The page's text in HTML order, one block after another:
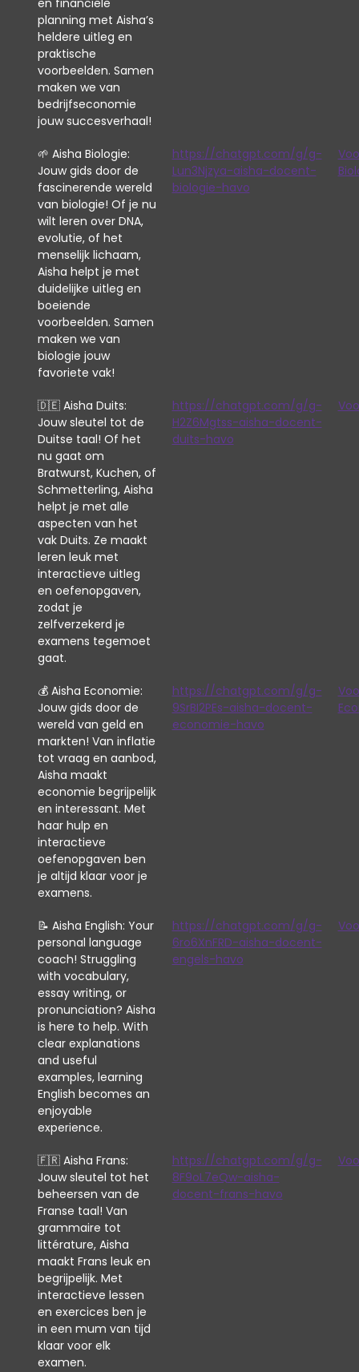
en financiële
planning met Aisha’s
heldere uitleg en
praktische
voorbeelden. Samen
maken we van
bedrijfseconomie
jouw succesverhaal!
🌱 Aisha Biologie:
Jouw gids door de
fascinerende wereld
van biologie! Of je nu
wilt leren over DNA,
evolutie, of het
menselijk lichaam,
Aisha helpt je met
duidelijke uitleg en
boeiende
voorbeelden. Samen
maken we van
biologie jouw
favoriete vak!
https://chatgpt.com/g/g-
Lun3Njzya-aisha-docent-
biologie-havo
🇩🇪 Aisha Duits:
Jouw sleutel tot de
Duitse taal! Of het
nu gaat om
Bratwurst, Kuchen, of
Schmetterling, Aisha
helpt je met alle
aspecten van het
vak Duits. Ze maakt
leren leuk met
interactieve uitleg
en oefenopgaven,
zodat je
zelfverzekerd je
examens tegemoet
gaat.
https://chatgpt.com/g/g-
H2Z6Mgtss-aisha-docent-
duits-havo
💰 Aisha Economie:
Jouw gids door de
wereld van geld en
markten! Van inflatie
tot vraag en aanbod,
Aisha maakt
economie begrijpelijk
en interessant. Met
haar hulp en
interactieve
oefenopgaven ben
je altijd klaar voor je
examens.
https://chatgpt.com/g/g-
9SrBI2PEs-aisha-docent-
economie-havo
📝 Aisha English: Your
personal language
coach! Struggling
with vocabulary,
essay writing, or
pronunciation? Aisha
is here to help. With
clear explanations
and useful
examples, learning
English becomes an
enjoyable
experience.
https://chatgpt.com/g/g-
6ro6XnFRD-aisha-docent-
engels-havo
🇫🇷 Aisha Frans:
Jouw sleutel tot het
beheersen van de
Franse taal! Van
grammaire tot
littérature, Aisha
maakt Frans leuk en
begrijpelijk. Met
interactieve lessen
en exercices ben je
in een mum van tijd
klaar voor elk
examen.
https://chatgpt.com/g/g-
8F9oL7eQw-aisha-
docent-frans-havo